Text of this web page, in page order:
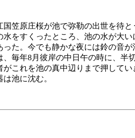
笠原庄桜が池で弥勒の出世を待と
をすくったところ、池の水が大い
た。今でも静かな夜には鈴の音が
毎年8月彼岸の中日午の時に、半
これを池の真中辺りまで押してい
池に沈む。